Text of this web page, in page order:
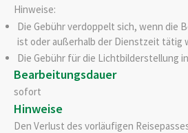
Hinweise:
Die Gebühr verdoppelt sich, wenn die
ist oder außerhalb der Dienstzeit tätig
Die Gebühr für die Lichtbilderstellung
Bearbeitungsdauer
sofort
Hinweise
Den Verlust des vorläufigen